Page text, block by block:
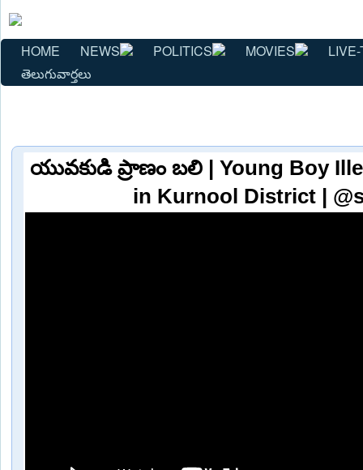
HOME NEWS POLITICS MOVIES
తెలుగువార్తలు
యువకుడి ప్రాణం బలి | Young Boy
in Kurnool District |